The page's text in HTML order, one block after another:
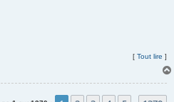
[ Tout lire ]